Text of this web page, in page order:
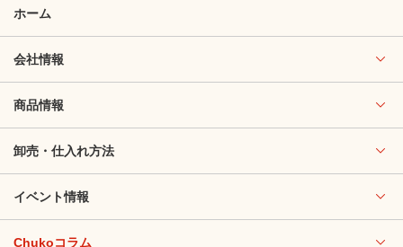
ホーム
会社情報
商品情報
卸売・仕入れ方法
イベント情報
Chukoコラム